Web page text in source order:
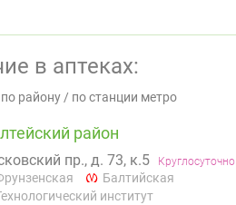
в аптеках:
по району / по станции метро
район
пр., д. 73, к.5 Круглосуточно
Балтийская
институт